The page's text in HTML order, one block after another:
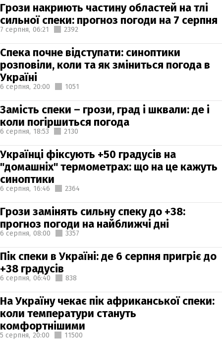
Грози накриють частину областей на тлі
сильної спеки: прогноз погоди на 7 серпня
7 серпня, 06:21 2392
Спека почне відступати: синоптики
розповіли, коли та як зміниться погода в
Україні
6 серпня, 20:00 1051
Замість спеки – грози, град і шквали: де і
коли погіршиться погода
6 серпня, 18:53 2130
Українці фіксують +50 градусів на
"домашніх" термометрах: що на це кажуть
синоптики
6 серпня, 16:46 2364
Грози замінять сильну спеку до +38:
прогноз погоди на найближчі дні
6 серпня, 08:00 3357
Пік спеки в Україні: де 6 серпня пригріє до
+38 градусів
6 серпня, 06:40 838
На Україну чекає пік африканської спеки:
коли температури стануть
комфортнішими
5 серпня, 20:00 11500